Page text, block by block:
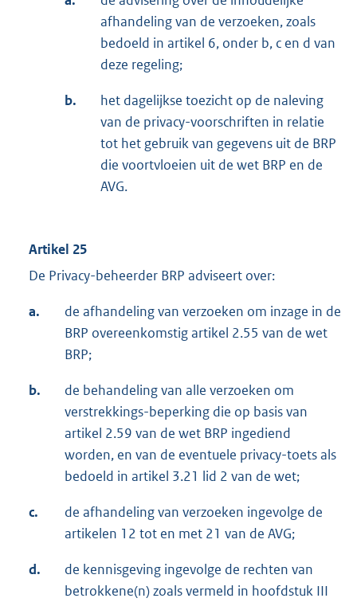
afhandeling van de verzoeken, zoals
bedoeld in artikel 6, onder b, c en d van
deze regeling;
b.
het dagelijkse toezicht op de naleving
van de privacy-voorschriften in relatie
tot het gebruik van gegevens uit de BRP
die voortvloeien uit de wet BRP en de
AVG.
Artikel 25
De Privacy-beheerder BRP adviseert over:
a.
de afhandeling van verzoeken om inzage in de
BRP overeenkomstig artikel 2.55 van de wet
BRP;
b.
de behandeling van alle verzoeken om
verstrekkings-beperking die op basis van
artikel 2.59 van de wet BRP ingediend
worden, en van de eventuele privacy-toets als
bedoeld in artikel 3.21 lid 2 van de wet;
c.
de afhandeling van verzoeken ingevolge de
artikelen 12 tot en met 21 van de AVG;
d.
de kennisgeving ingevolge de rechten van
betrokkene(n) zoals vermeld in hoofdstuk III